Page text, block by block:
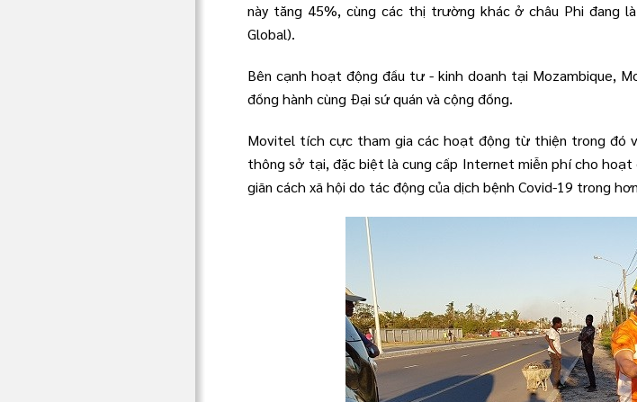
này tăng 45%, cùng các thị trường khác ở châu Phi
Global).
Bên cạnh hoạt động đầu tư - kinh doanh tại Mozambique,
đồng hành cùng Đại sứ quán và cộng đồng.
Movitel tích cực tham gia các hoạt động từ thiện trong đó
thông sở tại, đặc biệt là cung cấp Internet miễn phí cho
giãn cách xã hội do tác động của dịch bệnh Covid-19 trong